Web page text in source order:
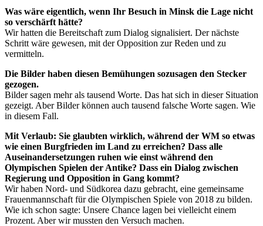
Was wäre eigentlich, wenn Ihr Besuch in Minsk die Lage nicht
so verschärft hätte?
Wir hatten die Bereitschaft zum Dialog signalisiert. Der nächste
Schritt wäre gewesen, mit der Opposition zur Reden und zu
vermitteln.
Die Bilder haben diesen Bemühungen sozusagen den Stecker
gezogen.
Bilder sagen mehr als tausend Worte. Das hat sich in dieser Situation
gezeigt. Aber Bilder können auch tausend falsche Worte sagen. Wie
in diesem Fall.
Mit Verlaub: Sie glaubten wirklich, während der WM so etwas
wie einen Burgfrieden im Land zu erreichen? Dass alle
Auseinandersetzungen ruhen wie einst während den
Olympischen Spielen der Antike? Dass ein Dialog zwischen
Regierung und Opposition in Gang kommt?
Wir haben Nord- und Südkorea dazu gebracht, eine gemeinsame
Frauenmannschaft für die Olympischen Spiele von 2018 zu bilden.
Wie ich schon sagte: Unsere Chance lagen bei vielleicht einem
Prozent. Aber wir mussten den Versuch machen.